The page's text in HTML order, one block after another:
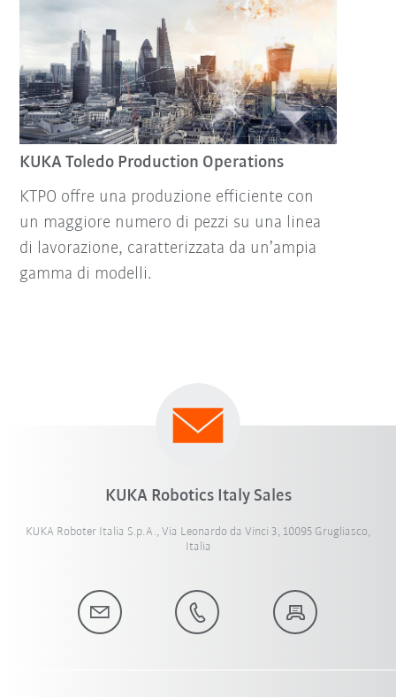
KUKA Toledo Production Operations
KTPO offre una produzione efficiente con
un maggiore numero di pezzi su una linea
di lavorazione, caratterizzata da un’ampia
gamma di modelli.
KUKA Robotics Italy Sales
KUKA Roboter Italia S.p.A., Via Leonardo da Vinci 3, 10095 Grugliasco,
Italia